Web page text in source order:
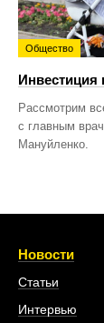
Общество
Инвестиция
Рассмотрим
с главным
Мануйленко.
Новости
Статьи
Интервью